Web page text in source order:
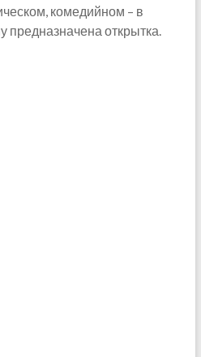
комедийном – в
предназначена открытка.